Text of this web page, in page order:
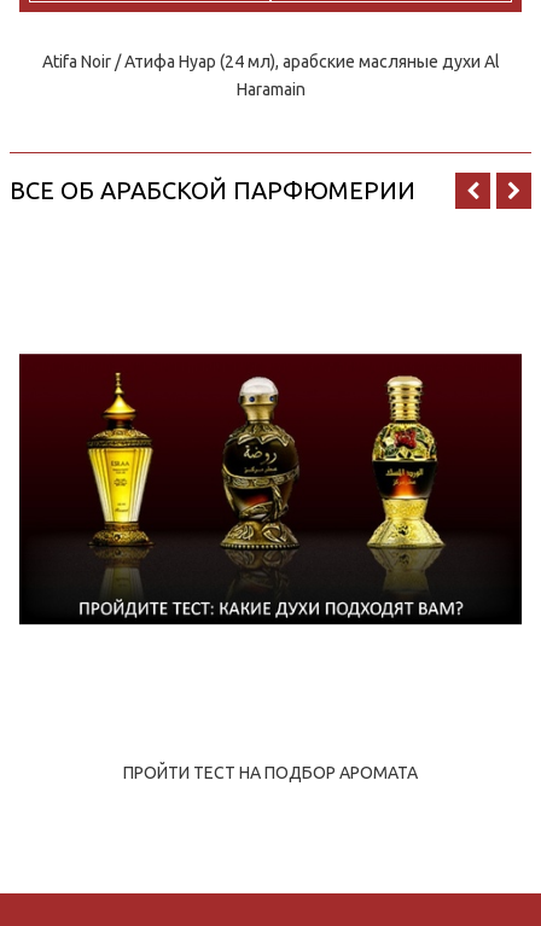
Atifa Noir / Атифа Нуар (24 мл), арабские масляные духи Al
Haramain
ВСЕ ОБ АРАБСКОЙ ПАРФЮМЕРИИ
ПРОЙТИ ТЕСТ НА ПОДБОР АРОМАТА